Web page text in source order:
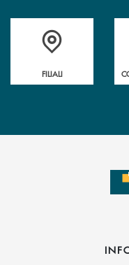
Trova la filiale più vicina a te
FILIALI